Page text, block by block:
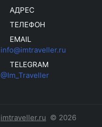
АДРЕС
ТЕЛЕФОН
EMAIL
info@imtraveller.ru
TELEGRAM
@Im_Traveller
imtraveller.ru © 2026